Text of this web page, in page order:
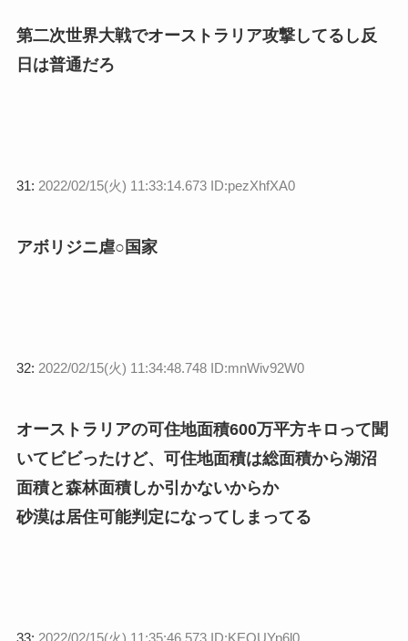
第二次世界大戦でオーストラリア攻撃してるし反
日は普通だろ
31: 2022/02/15(火) 11:33:14.673 ID:pezXhfXA0
アボリジニ虐○国家
32: 2022/02/15(火) 11:34:48.748 ID:mnWiv92W0
オーストラリアの可住地面積600万平方キロって聞
いてビビったけど、可住地面積は総面積から湖沼
面積と森林面積しか引かないからか
砂漠は居住可能判定になってしまってる
33: 2022/02/15(火) 11:35:46.573 ID:KEQUYp6l0